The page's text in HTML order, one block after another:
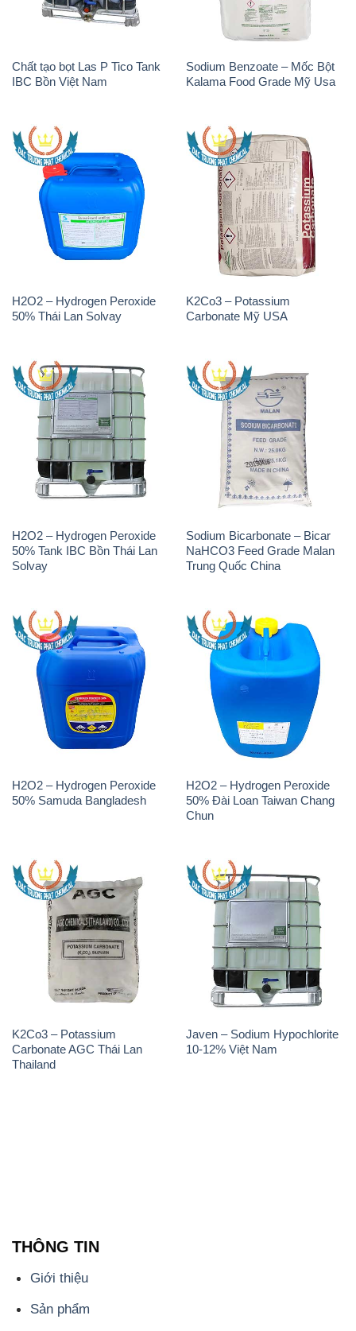
Chất tạo bọt Las P Tico Tank
IBC Bồn Việt Nam
Sodium Benzoate – Mốc Bột
Kalama Food Grade Mỹ Usa
H2O2 – Hydrogen Peroxide
50% Thái Lan Solvay
K2Co3 – Potassium
Carbonate Mỹ USA
H2O2 – Hydrogen Peroxide
50% Tank IBC Bồn Thái Lan
Solvay
Sodium Bicarbonate – Bicar
NaHCO3 Feed Grade Malan
Trung Quốc China
H2O2 – Hydrogen Peroxide
50% Samuda Bangladesh
H2O2 – Hydrogen Peroxide
50% Đài Loan Taiwan Chang
Chun
K2Co3 – Potassium
Carbonate AGC Thái Lan
Thailand
Javen – Sodium Hypochlorite
10-12% Việt Nam
THÔNG TIN
Giới thiệu
Sản phẩm